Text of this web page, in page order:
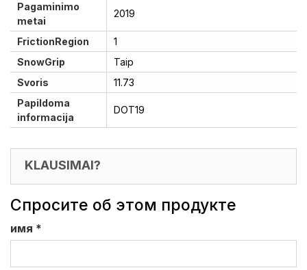
Pagaminimo
metai
2019
FrictionRegion
1
SnowGrip
Taip
Svoris
11.73
Papildoma
informacija
DOT19
KLAUSIMAI?
Спросите об этом продукте
имя *